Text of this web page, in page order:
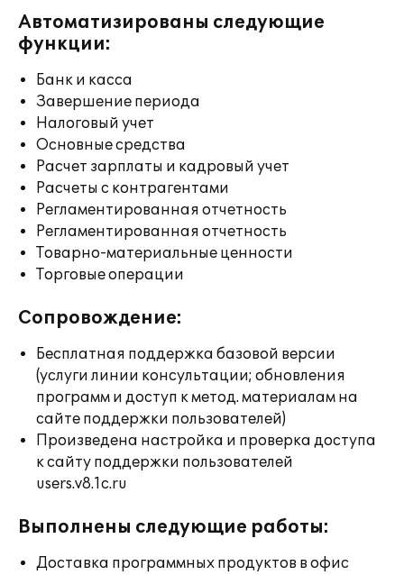
Автоматизированы следующие
функции:
Банк и касса
Завершение периода
Налоговый учет
Основные средства
Расчет зарплаты и кадровый учет
Расчеты с контрагентами
Регламентированная отчетность
Регламентированная отчетность
Товарно-материальные ценности
Торговые операции
Сопровождение:
Бесплатная поддержка базовой версии
(услуги линии консультации; обновления
программ и доступ к метод. материалам на
сайте поддержки пользователей)
Произведена настройка и проверка доступа
к сайту поддержки пользователей
users.v8.1c.ru
Выполнены следующие работы:
Доставка программных продуктов в офис